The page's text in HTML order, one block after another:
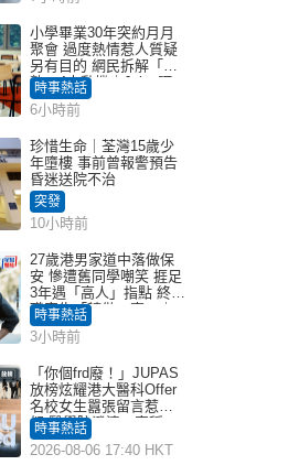
小學畢業30年突約月月
聚會 過度熱情惹人質疑
另有目的 網民拆解「扮
熟」4大動機｜Juicy叮
時事熱話
6小時前
珍惜生命｜荃灣15歲少
年墮樓 事前曾報警預告
昏迷送院不治
突發
10小時前
27歲港男家道中落做保
安 慘遭舊同學嘲笑 捱足
3年遇「高人」指點 終辭
職宣告「轉做一事」｜
Juicy叮
時事熱話
3小時前
「你個frd廢！」JUPAS
放榜炫耀港大醫科Offer
名校女生囂張留言惹眾
怒 醫學院澄清：宣稱
「40.5分獲錄取」不符事
實｜Juicy叮
時事熱話
2026-08-06 17:40 HKT